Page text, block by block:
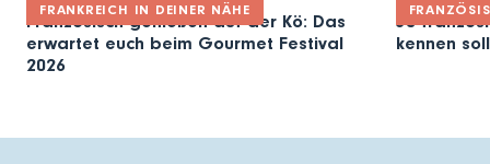
FRANKREICH IN DEINER NÄHE
Französisch genießen auf der Kö: Das
erwartet euch beim Gourmet Festival
2026
30
kennen